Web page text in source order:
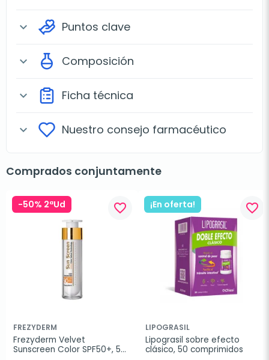
expand_more Puntos clave
expand_more Composición
expand_more Ficha técnica
expand_more Nuestro consejo farmacéutico
Comprados conjuntamente
-50% 2ªUd favorite_border
FREZYDERM
Frezyderm Velvet
Sunscreen Color SPF50+, 50
¡En oferta! favorite_border
LIPOGRASIL
Lipograsil sobre efecto
clásico, 50 comprimidos